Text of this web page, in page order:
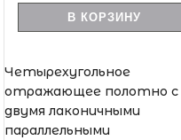
В КОРЗИНУ
Четырехугольное
отражающее полотно с
двумя лаконичными
параллельными